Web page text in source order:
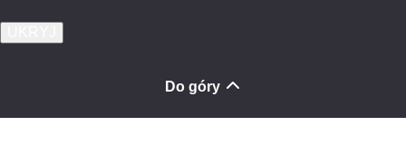
Do góry